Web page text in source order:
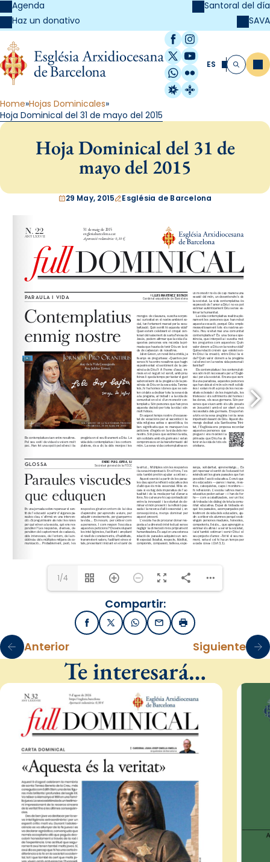
Agenda
Haz un donativo
Santoral del día
SAVA
Facebook
Instagram
X / Twitter
YouTube
WhatsApp
Flickr
Radio Estel
Catalunya
ES Buscar
Home Hojas Dominicales
Hoja Dominical del 31 de mayo del 2015
Hoja Dominical del 31 de
mayo del 2015
29 May, 2015 Església de Barcelona
1/4
Compartir:
FacebookX / TwitterWhatsApp
EmailImprimir
Anterior Siguiente
Te interesará…